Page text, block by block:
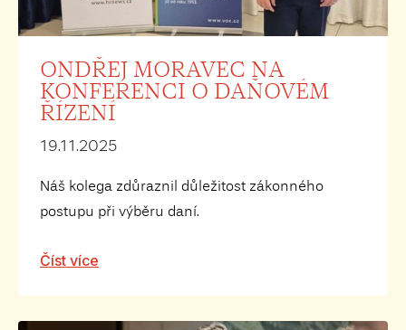
ONDŘEJ MORAVEC NA
KONFERENCI O DAŇOVÉM
ŘÍZENÍ
19.11.2025
Náš kolega zdůraznil důležitost zákonného
postupu při výběru daní.
Číst více